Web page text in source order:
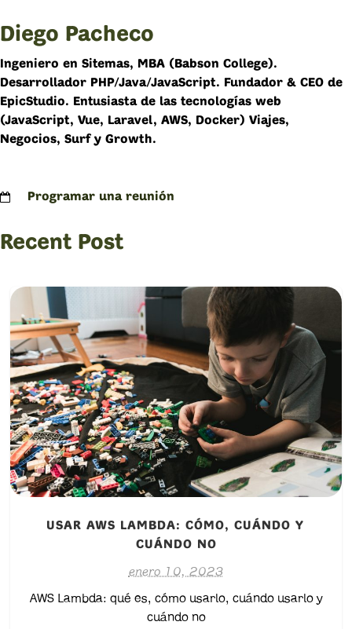
Diego Pacheco
Ingeniero en Sitemas, MBA (Babson College).
Desarrollador PHP/Java/JavaScript. Fundador & CEO de
EpicStudio. Entusiasta de las tecnologías web
(JavaScript, Vue, Laravel, AWS, Docker) Viajes,
Negocios, Surf y Growth.
Programar una reunión
Recent Post
USAR AWS LAMBDA: CÓMO, CUÁNDO Y
CUÁNDO NO
enero 10, 2023
AWS Lambda: qué es, cómo usarlo, cuándo usarlo y
cuándo no